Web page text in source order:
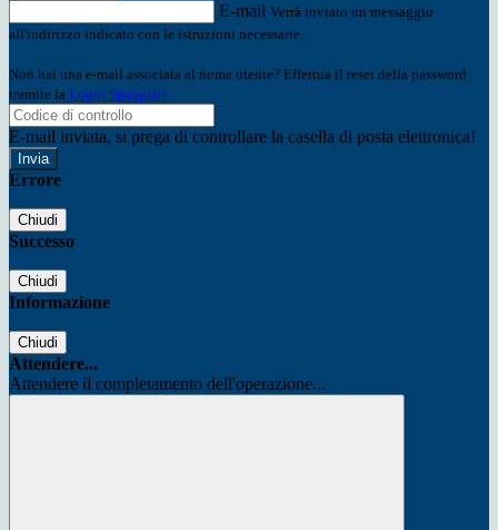
E-mail Verrà inviato un messaggio
all'indirizzo indicato con le istruzioni necessarie.
Non hai una e-mail associata al nome utente? Effettua il reset della password
tramite la Login Spaggiari
E-mail inviata, si prega di controllare la casella di posta elettronica!
Errore
Chiudi
Successo
Chiudi
Informazione
Chiudi
Attendere...
Attendere il completamento dell'operazione...